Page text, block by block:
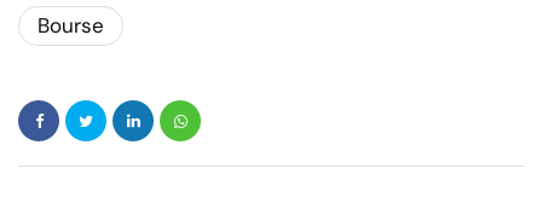
Bourse